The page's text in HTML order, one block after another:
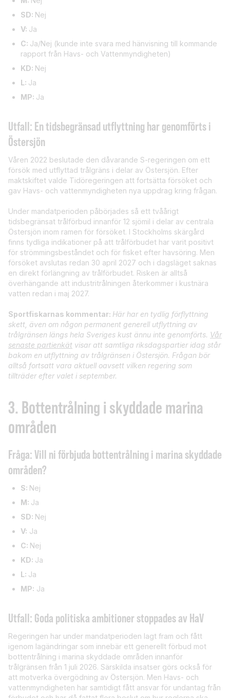
SD: Nej
V: Ja
C: Ja/Nej (kunde inte svara med hänvisning till kommande
rapport från Havs- och Vattenmyndigheten)
KD: Nej
L: Ja
MP: Ja
Utfall: En tidsbegränsad utflyttning har genomförts i
Östersjön
Våren 2022 beslutade den dåvarande S-regeringen om ett
försök med utflyttad trålgräns i delar av Östersjön. Efter
maktskiftet valde Tidöregeringen att fortsätta försöket och
gav Havs- och vattenmyndigheten nya uppdrag kring frågan.
Under mandatperioden påbörjades så ett tvåårigt
tidsbegränsat trålförbud innanför 12 sjömil i delar av centrala
Östersjön inom ramen för försöket. I Stockholms skärgård
finns tydliga indikationer på att trålförbudet har varit positivt
för strömmingsbeståndet och för fisket efter havsöring. Men
försöket avslutas redan 30 april 2027 och i dagsläget saknas
en direkt förlängning av trålförbudet. Risken är alltså
överhängande att industritrålningen återkommer i kustnära
vatten redan i maj 2027.
Sportfiskarnas kommentar: Här har en tydlig förflyttning
skett, även om någon permanent generell utflyttning av
trålgränsen längs hela Sveriges kust ännu inte genomförts. Vår
senaste partienkät visar att samtliga riksdagspartier idag står
bakom en utflyttning av trålgränsen i Östersjön. Frågan bör
alltså fortsatt vara aktuell oavsett vilken regering som
tillträder efter valet i september.
3. Bottentrålning i skyddade marina
områden
Fråga: Vill ni förbjuda bottentrålning i marina skyddade
områden?
S: Nej
M: Ja
SD: Nej
V: Ja
C: Nej
KD: Ja
L: Ja
MP: Ja
Utfall: Goda politiska ambitioner stoppades av HaV
Regeringen har under mandatperioden lagt fram och fått
igenom lagändringar som innebär ett generellt förbud mot
bottentrålning i marina skyddade områden innanför
trålgränsen från 1 juli 2026. Särskilda insatser görs också för
att motverka övergödning av Östersjön. Men Havs- och
vattenmyndigheten har samtidigt fått ansvar för undantag från